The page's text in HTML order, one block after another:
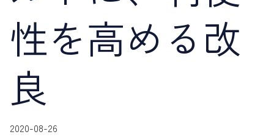
性を高める改
良
2020-08-26